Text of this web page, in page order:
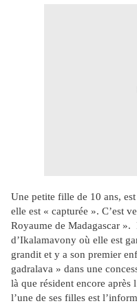
Une petite fille de 10 ans,
elle est « capturée ». C’est
Royaume de Madagascar ».
d’Ikalamavony où elle est
grandit et y a son premier
gadralava » dans une
là que résident encore après
l’une de ses filles est